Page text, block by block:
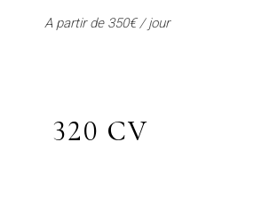
A partir de 350€ / jour
320 CV